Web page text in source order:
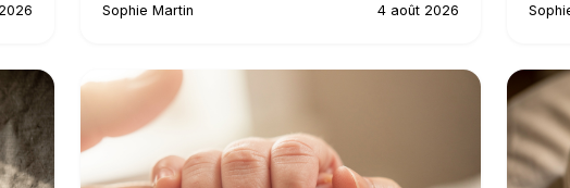
Sophie Martin 4 août 2026